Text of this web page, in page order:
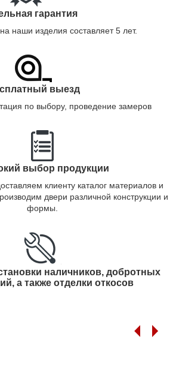
гарантия
наши изделия составляет 5 лет.
выезд
по выбору, проведение замеров
выбор продукции
клиенту каталог материалов и
двери различной конструкции и
формы.
наличников, добротных
а также отделки откосов
Previous